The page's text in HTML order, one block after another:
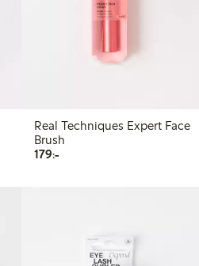
Real Techniques Expert Face
Brush
179:-179,00 kr